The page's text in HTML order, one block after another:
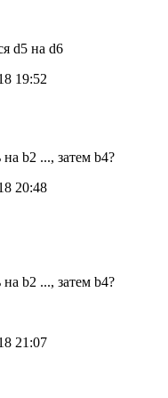
d5 на d6
19:52
b2 ..., затем b4?
20:48
b2 ..., затем b4?
21:07